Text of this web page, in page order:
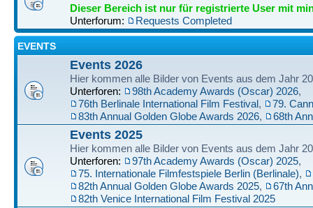
Dieser Bereich ist nur für registrierte User mit
Unterforum:
Requests Completed
EVENTS
Events 2026
Hier kommen alle Bilder von Events aus dem Jahr
Unterforen:
98th Academy Awards (Oscar) 2026,
76th Berlinale International Film Festival,
79.
83th Annual Golden Globe Awards 2026, 68th
Events 2025
Hier kommen alle Bilder von Events aus dem Jahr
Unterforen:
97th Academy Awards (Oscar) 2025,
75. Internationale Filmfestspiele Berlin (Berlinale),
82th Annual Golden Globe Awards 2025,
67th
82th Venice International Film Festival 2025